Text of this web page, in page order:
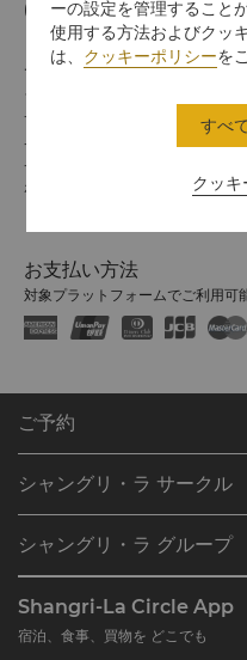
的な儒家文化を広
ホテルは引き続き人文关
(86 537) 505 8888
チェックイン / チェック
シャングリ・ラでのご滞在をお楽
チェックイン/アウトの時間は以下
チェックイン: 14時
チェックアウト: 12時
ホライゾンクラブルームにご滞在
お支払い方法
対象プラットフォームでご利用可
ご予約
ご予約の検索
レストラン＆バー
シャングリ・ラ サークル
シャングリ・ラ サークルに入会
よくあるお問合せや質問
SLCに関するお問い合わせ
シャングリ・ラ グループ
シャングリ・ラ ブランド
シャングリ・ラ センター
採用情報
企業の社会的責任
Shangri-La Circle App
宿泊、食事、買物を どこでも
ーの設定を管理すること
使用する方法およびクッ
は、 クッキーポリシーを
クッキ
すべ